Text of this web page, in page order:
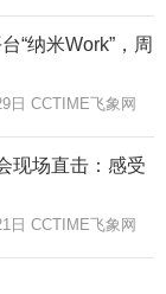
“纳米Work”，周
日 CCTIME飞象网
现场直击：感受
日 CCTIME飞象网